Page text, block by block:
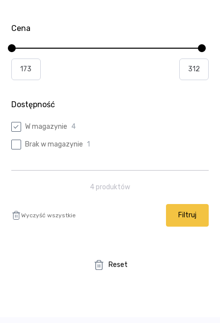
4 produktów
Cena
Dostępność
W magazynie 4
Brak w magazynie 1
Filtruj
Wyczyść wszystkie
Reset